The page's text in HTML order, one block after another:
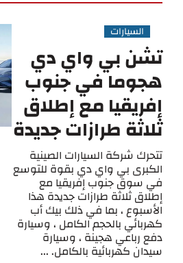
السيارات
تشن بي واي دي
هجوما في جنوب
إفريقيا مع إطلاق
ثلاثة طرازات جديدة
تتحرك شركة السيارات الصينية
الكبرى بي واي دي بقوة للتوسع
في سوق جنوب إفريقيا مع
إطلاق ثلاثة طرازات جديدة هذا
الأسبوع ، بما في ذلك بيك أب
كهربائي بالحجم الكامل ، وسيارة
دفع رباعي هجينة ، وسيارة
سيدان كهربائية بالكامل. ...